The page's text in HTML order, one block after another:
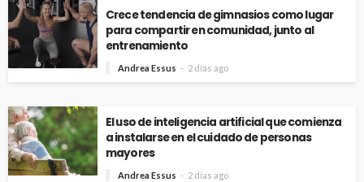
Crece tendencia de gimnasios como lugar
para compartir en comunidad, junto al
entrenamiento
Andrea Essus 2 días ago
El uso de inteligencia artificial que comienza
a instalarse en el cuidado de personas
mayores
Andrea Essus 2 días ago